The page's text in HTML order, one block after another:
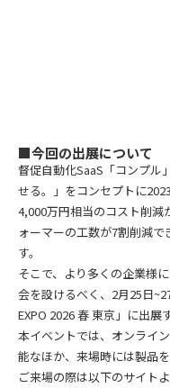
■今回の出展について
督促自動化SaaS「コンプル
せる。」をコンセプトに
4,000万円相当のコスト削減
ォーマーの工数が7割削減
す。
そこで、より多くの企業様
会を設けるべく、2月25日
EXPO 2026 春 東京」に出展
本イベントでは、オンライ
能なほか、来場時には製品
ご来場の際は以下のサイト